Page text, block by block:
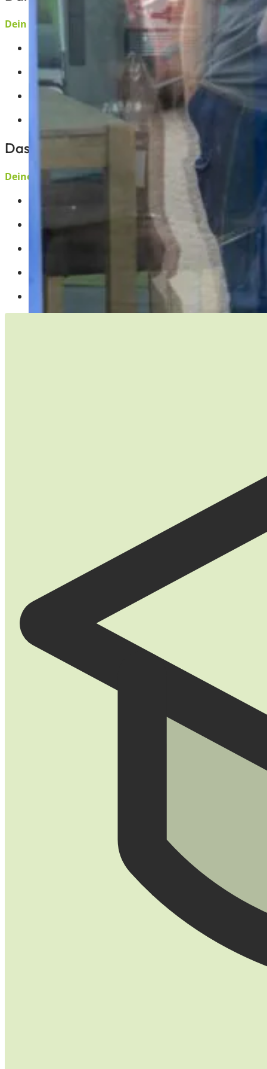
Dein Team
Eine abwechslungsreiche Ausbildung mit echten
Moderne Arbeitsplätze und ein junges, dynamisches
Persönliche Unterstützung durch erfahrene
Sehr gute Übernahmechancen nach der Ausbildung
Das bringst du mit:
Deine Skills
Interesse an kaufmännischen Abläufen und
Spaß an Kommunikation und Teamarbeit
Zuverlässigkeit und Motivation
Erfahrung mit MS Office Programmen und